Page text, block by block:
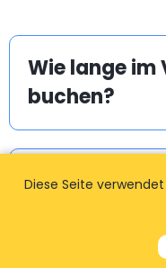
Wie lange im
buchen?
Wie erhalte
den
Diese Seite